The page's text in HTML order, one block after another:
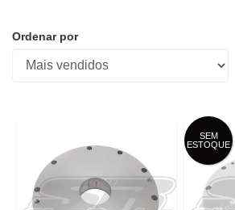
Ordenar por
SEM
ESTOQUE